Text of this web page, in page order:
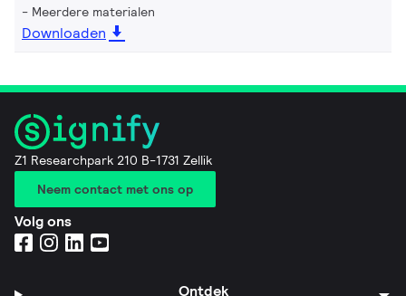
Meerdere materialen
Downloaden
Z1 Researchpark 210 B-1731 Zellik
Neem contact met ons op
Volg ons
Ontdek